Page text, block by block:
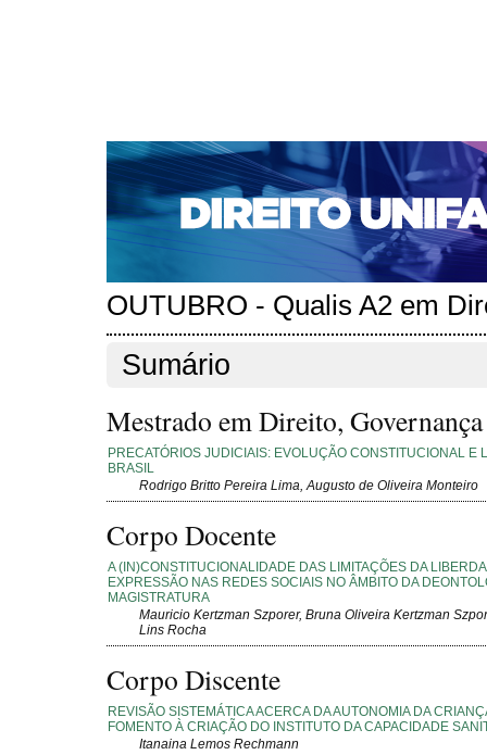
CAPA SOBRE ACESSO CADASTRO
NOTÍCIAS
EDIÇÕES DE Nº 1 A 100 WEBMAIL
Capa>Edições anteriores>n. 292 (2024)
n. 292 (2024)
OUTUBRO - Qualis A2 em
Sumário
Mestrado em Direito,
PRECATÓRIOS JUDICIAIS: EVOLUÇÃO CONSTITUCIONAL E
BRASIL
Rodrigo Britto Pereira Lima, Augusto de Oliveira Monteiro
Corpo Docente
A (IN)CONSTITUCIONALIDADE DAS LIMITAÇÕES DA
EXPRESSÃO NAS REDES SOCIAIS NO ÂMBITO DA
MAGISTRATURA
Mauricio Kertzman Szporer, Bruna Oliveira Kertzman
Lins Rocha
Corpo Discente
REVISÃO SISTEMÁTICA ACERCA DA AUTONOMIA DA
FOMENTO À CRIAÇÃO DO INSTITUTO DA CAPACIDADE
Itanaina Lemos Rechmann